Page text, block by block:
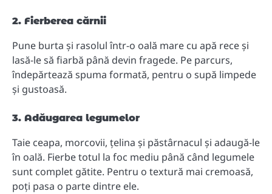
2. Fierberea cărnii
Pune burta și rasolul într-o oală mare cu apă rece și
lasă-le să fiarbă până devin fragede. Pe parcurs,
îndepărtează spuma formată, pentru o supă limpede
și gustoasă.
3. Adăugarea legumelor
Taie ceapa, morcovii, țelina și păstârnacul și adaugă-le
în oală. Fierbe totul la foc mediu până când legumele
sunt complet gătite. Pentru o textură mai cremoasă,
poți pasa o parte dintre ele.